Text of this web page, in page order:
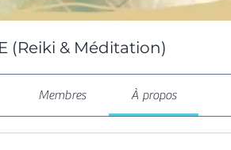
(Reiki & Méditation)
Membres À propos